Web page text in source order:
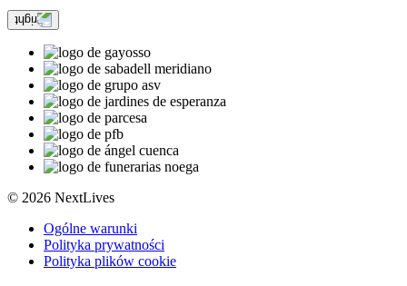
© 2026 NextLives
Ogólne warunki
Polityka prywatności
Polityka plików cookie